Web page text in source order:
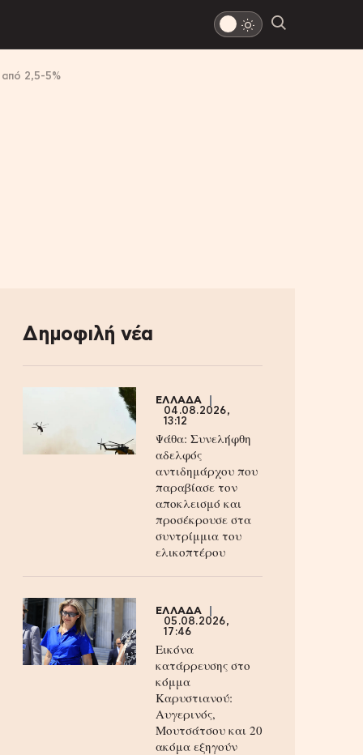
από 2,5-5%
Δημοφιλή νέα
ΕΛΛΑΔΑ
04.08.2026,
13:12
Ψάθα: Συνελήφθη
αδελφός
αντιδημάρχου που
παραβίασε τον
αποκλεισμό και
προσέκρουσε στα
συντρίμμια του
ελικοπτέρου
ΕΛΛΑΔΑ
05.08.2026,
17:46
Εικόνα
κατάρρευσης στο
κόμμα
Καρυστιανού:
Αυγερινός,
Μουτσάτσου και 20
ακόμα εξηγούν